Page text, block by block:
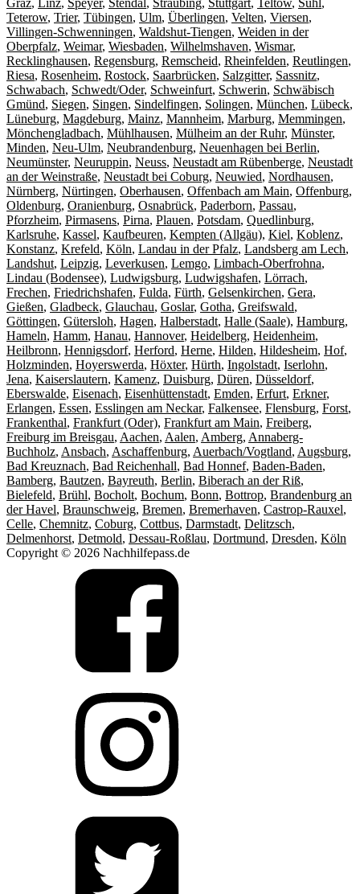
Graz, Linz, Speyer, Stendal, Straubing, Stuttgart, Teltow, Suhl,
Teterow, Trier, Tübingen, Ulm, Überlingen, Velten, Viersen,
Villingen-Schwenningen, Waldshut-Tiengen, Weiden in der
Oberpfalz, Weimar, Wiesbaden, Wilhelmshaven, Wismar,
Recklinghausen, Regensburg, Remscheid, Rheinfelden, Reutlingen,
Riesa, Rosenheim, Rostock, Saarbrücken, Salzgitter, Sassnitz,
Schwabach, Schwedt/Oder, Schweinfurt, Schwerin, Schwäbisch
Gmünd, Siegen, Singen, Sindelfingen, Solingen, München, Lübeck,
Lüneburg, Magdeburg, Mainz, Mannheim, Marburg, Memmingen,
Mönchengladbach, Mühlhausen, Mülheim an der Ruhr, Münster,
Minden, Neu-Ulm, Neubrandenburg, Neuenhagen bei Berlin,
Neumünster, Neuruppin, Neuss, Neustadt am Rübenberge, Neustadt
an der Weinstraße, Neustadt bei Coburg, Neuwied, Nordhausen,
Nürnberg, Nürtingen, Oberhausen, Offenbach am Main, Offenburg,
Oldenburg, Oranienburg, Osnabrück, Paderborn, Passau,
Pforzheim, Pirmasens, Pirna, Plauen, Potsdam, Quedlinburg,
Karlsruhe, Kassel, Kaufbeuren, Kempten (Allgäu), Kiel, Koblenz,
Konstanz, Krefeld, Köln, Landau in der Pfalz, Landsberg am Lech,
Landshut, Leipzig, Leverkusen, Lemgo, Limbach-Oberfrohna,
Lindau (Bodensee), Ludwigsburg, Ludwigshafen, Lörrach,
Frechen, Friedrichshafen, Fulda, Fürth, Gelsenkirchen, Gera,
Gießen, Gladbeck, Glauchau, Goslar, Gotha, Greifswald,
Göttingen, Gütersloh, Hagen, Halberstadt, Halle (Saale), Hamburg,
Hameln, Hamm, Hanau, Hannover, Heidelberg, Heidenheim,
Heilbronn, Hennigsdorf, Herford, Herne, Hilden, Hildesheim, Hof,
Holzminden, Hoyerswerda, Höxter, Hürth, Ingolstadt, Iserlohn,
Jena, Kaiserslautern, Kamenz, Duisburg, Düren, Düsseldorf,
Eberswalde, Eisenach, Eisenhüttenstadt, Emden, Erfurt, Erkner,
Erlangen, Essen, Esslingen am Neckar, Falkensee, Flensburg, Forst,
Frankenthal, Frankfurt (Oder), Frankfurt am Main, Freiberg,
Freiburg im Breisgau, Aachen, Aalen, Amberg, Annaberg-
Buchholz, Ansbach, Aschaffenburg, Auerbach/Vogtland, Augsburg,
Bad Kreuznach, Bad Reichenhall, Bad Honnef, Baden-Baden,
Bamberg, Bautzen, Bayreuth, Berlin, Biberach an der Riß,
Bielefeld, Brühl, Bocholt, Bochum, Bonn, Bottrop, Brandenburg an
der Havel, Braunschweig, Bremen, Bremerhaven, Castrop-Rauxel,
Celle, Chemnitz, Coburg, Cottbus, Darmstadt, Delitzsch,
Delmenhorst, Detmold, Dessau-Roßlau, Dortmund, Dresden, Köln
Copyright © 2026 Nachhilfepass.de